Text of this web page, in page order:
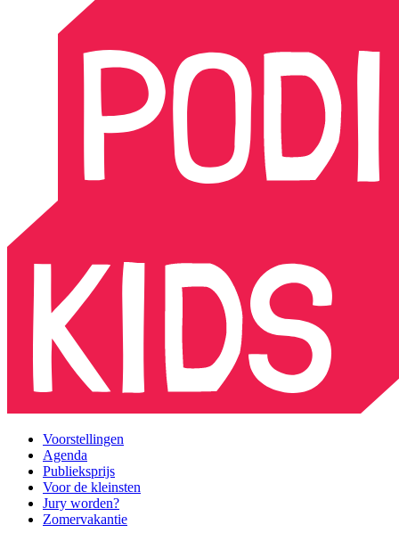
Voorstellingen
Agenda
Publieksprijs
Voor de kleinsten
Jury worden?
Zomervakantie